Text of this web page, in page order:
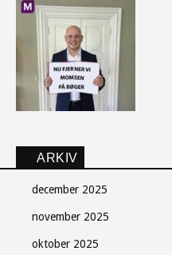
ARKIV
december 2025
november 2025
oktober 2025